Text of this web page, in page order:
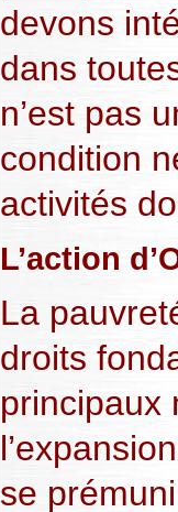
devons
dans
n’est pas
condition
activités
L’action
La
droits
principaux
se